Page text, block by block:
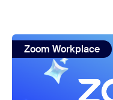
view: 最新消息：不容
Zoom Workplace